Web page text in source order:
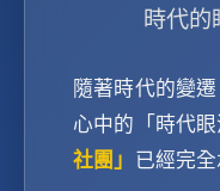
時代的
隨著時代的變
心中的「時代眼
社團」 已經完